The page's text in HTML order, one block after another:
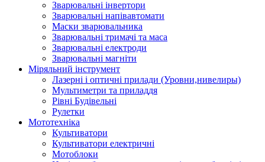
Зварювальні інвертори
Зварювальні напівавтомати
Маски зварювальника
Зварювальні тримачі та маса
Зварювальні електроди
Зварювальні магніти
Міряльний інструмент
Лазерні і оптичні прилади (Уровни,нивелиры)
Мультиметри та приладдя
Рівні Будівельні
Рулетки
Мототехніка
Культиватори
Культиватори електричні
Мотоблоки